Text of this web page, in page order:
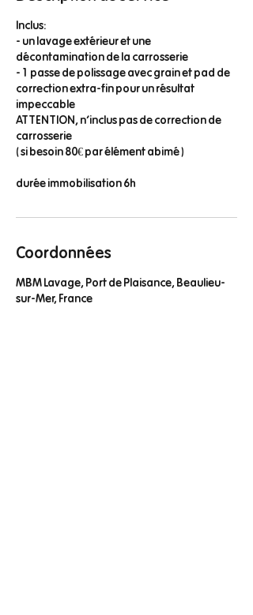
Inclus:
- un lavage extérieur et une
décontamination de la carrosserie
- 1 passe de polissage avec grain et pad de
correction extra-fin pour un résultat
impeccable
ATTENTION, n'inclus pas de correction de
carrosserie
( si besoin 80€ par élément abimé )
durée immobilisation 6h
Coordonnées
MBM Lavage, Port de Plaisance, Beaulieu-
sur-Mer, France